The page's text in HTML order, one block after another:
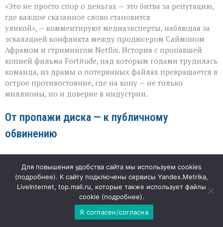
слово
больнее
иска:
новый
виток
спора
Netflix
и
продюсера»
«Это не просто спор о деньгах — это битва за репутацию,
где каждое сказанное слово становится
уликой», — комментируют медиаэксперты, наблюдая за
эскалацией конфликта между продюсером Саймоном
Афрамом и стримингом Netflix. История с пропавшей
копией фильма Fortitude, над которым годами трудилась
команда, из драмы о потерянных файлах превращается в
острое противостояние, где на кону — не только
миллионы, но и доверие в индустрии.
От пропажи диска — к публичному
обвинению
Изначально спор касался утраты мастер‑копии триллера:
продюсер передал её Netflix для закрытого показа с
чёткими инструкциями удалить файлы после просмотра.
Однако вместо аккуратного возврата последовала
новость о краже жёстких дисков из офиса стриминга.
Ситуация осложнилась, когда представители платформы
отказались делиться деталями внутреннего
Для повышения удобства сайта мы используем cookies
(подробнее). К сайту подключены сервисы Yandex.Metrika,
LiveInternet, top.mail.ru, которые также использует файлы
cookie (подробнее).
Я согласен/согласна